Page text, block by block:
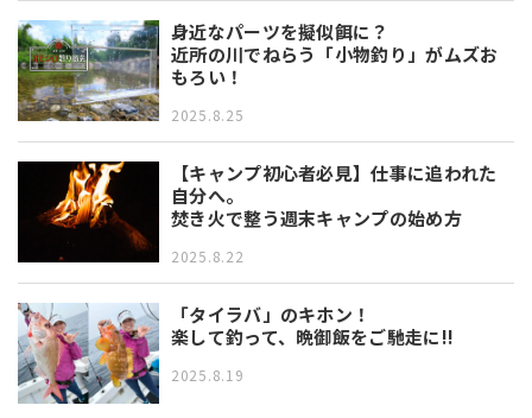
身近なパーツを擬似餌に？
近所の川でねらう「小物釣り」がムズお
もろい！
2025.8.25
【キャンプ初心者必見】仕事に追われた
自分へ。
焚き火で整う週末キャンプの始め方
2025.8.22
「タイラバ」のキホン！
楽して釣って、晩御飯をご馳走に!!
2025.8.19